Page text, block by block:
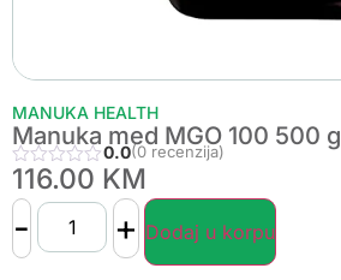
MANUKA HEALTH
Manuka med MGO 100 500 g
0.0(0 recenzija)
116.00 KM
- + Dodaj u korpu